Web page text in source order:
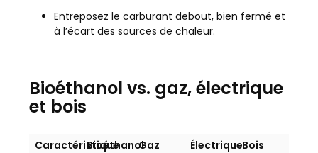
Entreposez le carburant debout, bien fermé et
à l’écart des sources de chaleur.
Bioéthanol vs. gaz, électrique
et bois
Caractéristique
BioéthanolGaz ÉlectriqueBois